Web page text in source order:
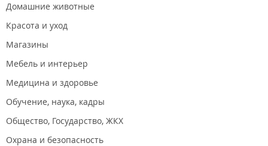
Домашние животные
Красота и уход
Магазины
Мебель и интерьер
Медицина и здоровье
Обучение, наука, кадры
Общество, Государство, ЖКХ
Охрана и безопасность